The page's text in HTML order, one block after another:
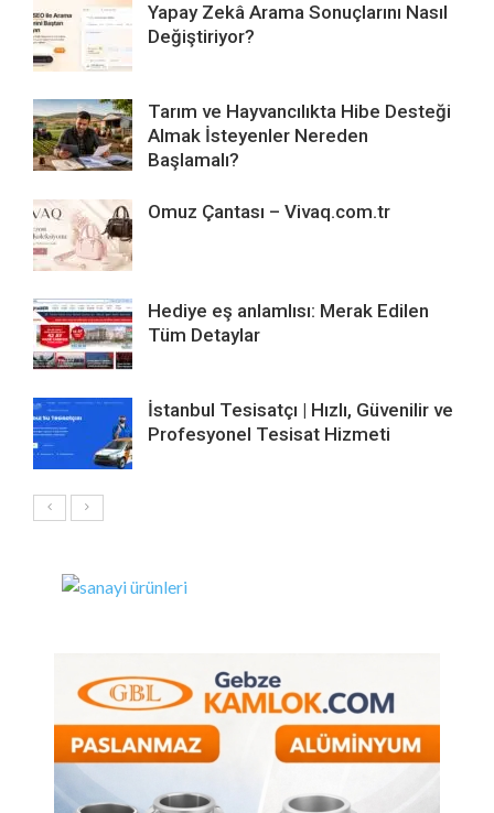
Yapay Zekâ Arama Sonuçlarını Nasıl
Değiştiriyor?
Tarım ve Hayvancılıkta Hibe Desteği
Almak İsteyenler Nereden
Başlamalı?
Omuz Çantası – Vivaq.com.tr
Hediye eş anlamlısı: Merak Edilen
Tüm Detaylar
İstanbul Tesisatçı | Hızlı, Güvenilir ve
Profesyonel Tesisat Hizmeti